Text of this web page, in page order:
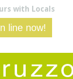
with Locals
line now!